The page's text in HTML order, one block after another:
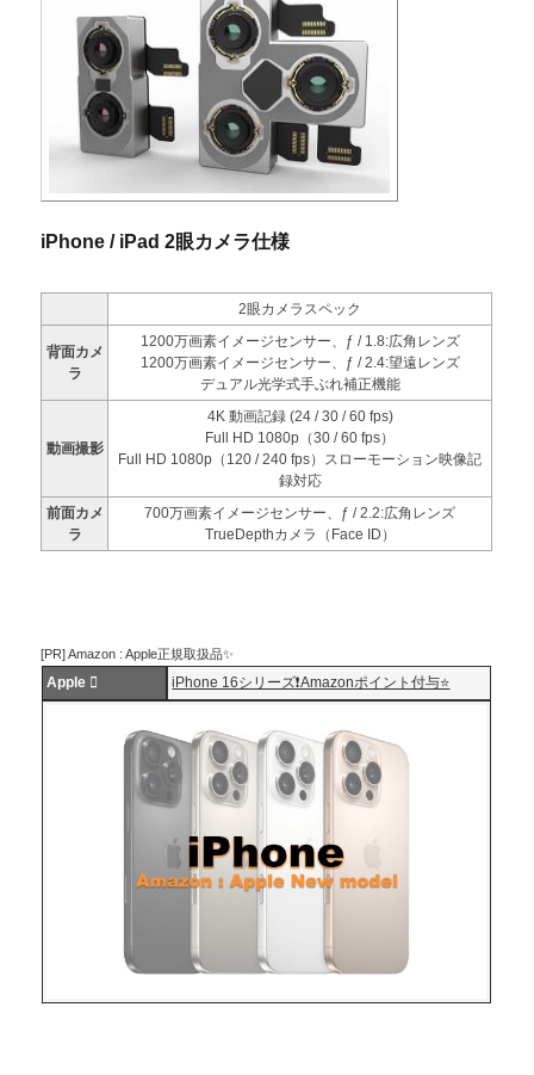
iPhone / iPad 2眼カメラ仕様
2眼カメラスペック
背面カメ
ラ
1200万画素イメージセンサー、ƒ / 1.8:広角レンズ
1200万画素イメージセンサー、ƒ / 2.4:望遠レンズ
デュアル光学式手ぶれ補正機能
動画撮影
4K 動画記録 (24 / 30 / 60 fps)
Full HD 1080p（30 / 60 fps）
Full HD 1080p（120 / 240 fps）スローモーション映像記
録対応
前面カメ
ラ
700万画素イメージセンサー、ƒ / 2.2:広角レンズ
TrueDepthカメラ（Face ID）
[PR] Amazon : Apple正規取扱品✨
Apple  iPhone 16シリーズ❗️Amazonポイント付与⭐️